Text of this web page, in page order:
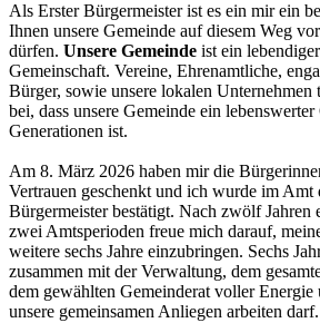
Als Erster Bürgermeister ist es ein mir ein
Ihnen unsere Gemeinde auf diesem Weg
dürfen. Unsere Gemeinde ist ein
Gemeinschaft. Vereine, Ehrenamtliche,
Bürger, sowie unsere lokalen Unternehmen
bei, dass unsere Gemeinde ein
Generationen ist.
Am 8. März 2026 haben mir die
Vertrauen geschenkt und ich wurde im Amt
Bürgermeister bestätigt. Nach zwölf Jahren
zwei Amtsperioden freue mich darauf,
weitere sechs Jahre einzubringen. Sechs
zusammen mit der Verwaltung, dem
dem gewählten Gemeinderat voller
unsere gemeinsamen Anliegen arbeiten darf.